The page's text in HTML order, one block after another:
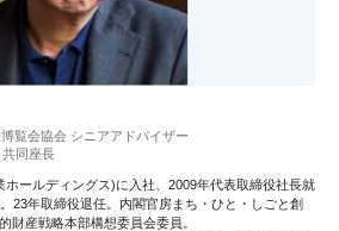
覧会協会 シニアアドバイザー
同座長
ホールディングス)に入社、2009年代表取締役社長就
23年取締役退任。内閣官房まち・ひと・しごと創
財産戦略本部構想委員会委員。